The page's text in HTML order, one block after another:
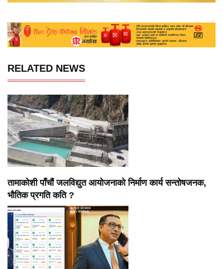
RELATED NEWS
तामाकोशी पाँचौं जलविद्युत आयोजनाको निर्माण कार्य सन्तोषजनक,
भौतिक प्रगति कति ?